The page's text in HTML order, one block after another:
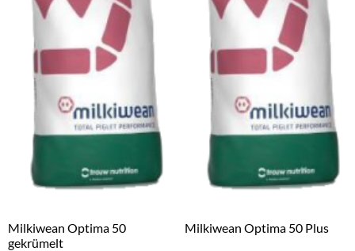
Milkiwean Optima 50
gekrümelt
Milkiwean Optima 50 Plus